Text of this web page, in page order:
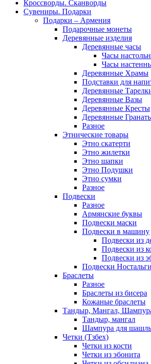
Кроссворды. Сканворды
Сувениры. Подарки
Подарки – Армения
Подарочные монеты
Деревянные изделия
Деревянные часы
Часы
Часы
Деревянные Храмы
Подставки для
Деревянные
Деревянные Вазы
Деревянные Кресты
Деревянные
Разное
Этнические товары
Этно скатерти
Этно жилетки
Этно шапки
Этно Подушки
Этно сумки
Разное
Подвески
Разное
Армянские буквы
Подвески маски
Подвески в машину
Подвески из
Подвески из
Подвески из
Подвески
Браслеты
Разное
Браслеты из бисера
Кожаные браслеты
Тандыр, Мангал,
Тандыр, мангал
Шампура для
Четки (Тзбех)
Четки из кости
Четки из эбонита